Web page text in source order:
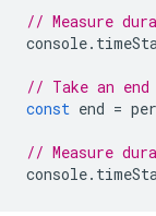
// Measure
console.
// Take an end
const end =
// Measure
console.